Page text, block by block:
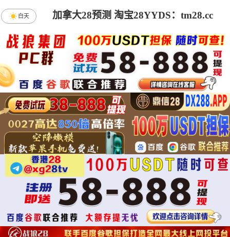
加拿大28预测 淘宝28YYDS：tm28.cc
白天